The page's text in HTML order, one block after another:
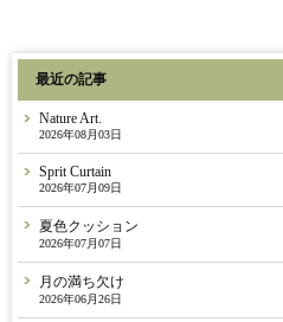
最近の記事
Nature Art.
2026年08月03日
Sprit Curtain
2026年07月09日
夏色クッション
2026年07月07日
月の満ち欠け
2026年06月26日